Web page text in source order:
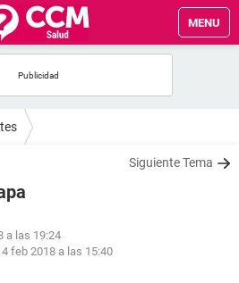
MENU
Siguiente Tema
a las 19:24
feb 2018 a las 15:40